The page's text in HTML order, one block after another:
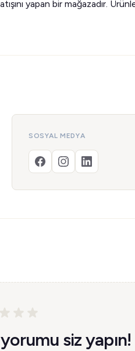
yapan bir mağazadır.
SOSYAL MEDYA
siz yapın!